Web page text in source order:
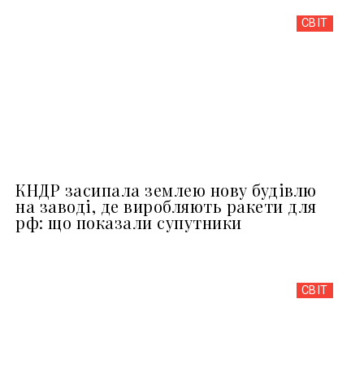
СВІТ
КНДР засипала землею нову будівлю
на заводі, де виробляють ракети для
рф: що показали супутники
СВІТ